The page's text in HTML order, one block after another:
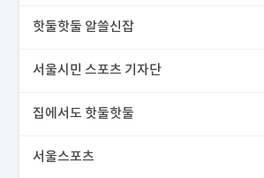
핫둘핫둘 알쓸신잡
서울시민 스포츠 기자단
집에서도 핫둘핫둘
서울스포츠